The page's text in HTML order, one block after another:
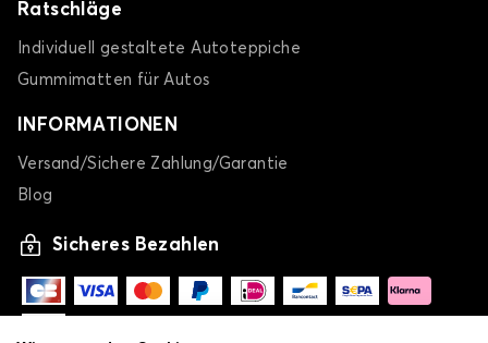
Fußmatten für AUDI Q4
Ratschläge
Individuell gestaltete Autoteppiche
Gummimatten für Autos
INFORMATIONEN
Versand/Sichere Zahlung/Garantie
Blog
Sicheres Bezahlen